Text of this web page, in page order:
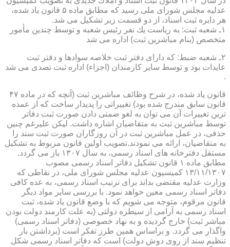
عدلیه مجلس شورای ملی رسید كه مطابق ماده ۵ قانون یاد شده،
هر دایره ثبت اسناد، از دو قسمت زیر تشكیل می شد.
۱ـ شعبه ثبت: به ریاست یك نفر رئیس شعبه و توسط چندین مأمور
متخصص (بنام مباشرین ثبت) اداره می شد
۲ـ شعبه ضبط: كه دارای دفتر ثبت خلاصه سوادها و دفتر ثبت
عایدات بود و توسط سایر كارمندان (اجزاء) اداره ثبت تصدی می شد
.
قانون یاد شده، در شرح وظائف مباشرین ثبت (آنچه كه در ماده ۴۷
قانون سابق مندرج شده بود) تغییراتی را پدیدار ساخت كه از عمده
ترین تغییرات آن می توان به لغو ضمنی دادن صورت ثبت دفاتر
توسط مباشرین ثبت به متقاضیان اشاره داشت. لیكن علیرغم چنین
حذفی، در عمل مباشرین ثبت در آن روزگاران صورت ثبت سند را
به متقاضیان، ارائه می نمودند.تصویب اولین قانون مربوط به تشكیل
مستقل دفترخانه های اسناد رسمی، به سال ۱۳۰۷ باز می گردد.
مطابق ماده ۱ قانون تشكیل دفاتر اسناد رسمی مصوب
۱۳/۱۱/۱۳۰۷ كمیسیون عدلیه مجلس شورای ملی، در نقاطی كه
وزارت عدلیه مقتضی بداند برای ترتیب اسناد رسمی، به عده كافی
دفاتر اسناد رسمی معین خواهد نمود. با بررسی سایر مواد دیگر
قانون مرقوم، متوجه می شویم كه با وضع قانون یاد شده، ثبت
اسناد رسمی به آرامی از سیطره دولتی (به علت كارمند دولت بودن
مباشر ثبت) خارج گردیده و به نهاد خصوصی (دفاتر اسناد رسمی)
واگذار می گردد. و براساس همین طرز تفكر است (برداشتن بار
تنظیم سند از روی دوش دولت) است كه دفاتر اسناد رسمی شكل